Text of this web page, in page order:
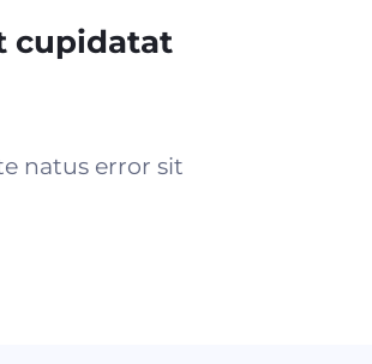
cupidatat
natus error sit